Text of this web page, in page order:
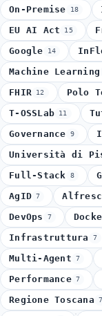
On-Premise 18
EU AI Act 15
Google 14
Machine Learning
FHIR 12 Polo
T-OSSLab 11
Governance 9
Università di
Full-Stack 8
AgID 7
DevOps 7
Infrastruttura 7
Multi-Agent 7
Performance 7
Regione Toscana 7